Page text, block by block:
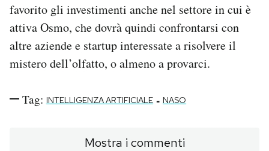
favorito gli investimenti anche nel settore in cui è
attiva Osmo, che dovrà quindi confrontarsi con
altre aziende e startup interessate a risolvere il
mistero dell’olfatto, o almeno a provarci.
Tag: INTELLIGENZA ARTIFICIALE - NASO
Mostra i commenti